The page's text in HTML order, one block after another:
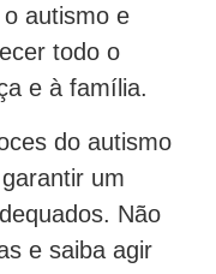
autismo e
todo o
e à família.
do autismo
um
Não
e saiba agir